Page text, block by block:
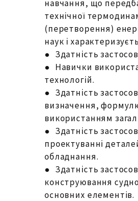
навчання, що
технічної
(перетворення)
наук і
● Здатність
● Навички
технологій.
● Здатність
визначення,
використанням
● Здатність
проектуванні
обладнання.
● Здатність
конструювання
основних елементів.